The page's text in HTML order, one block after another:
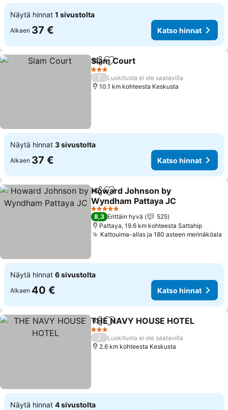
Näytä hinnat 1 sivustolta
Alkaen 37 € Katso hinnat
Jaa Lisää suosikkeihin
Siam Court
3 Tähtiluokitus
/
Luokitusta ei ole saatavilla
10.1 km kohteesta Keskusta
Näytä hinnat 3 sivustolta
Alkaen 37 € Katso hinnat
Jaa Lisää suosikkeihin
Howard Johnson by
Wyndham Pattaya JC
5 Tähtiluokitus
8,3 Erittäin hyvä
525
Pattaya, 19.6 km kohteesta Sattahip
Kattouima-allas ja 180 asteen merinäköala
Näytä hinnat 6 sivustolta
Alkaen 40 € Katso hinnat
Jaa Lisää suosikkeihin
THE NAVY HOUSE HOTEL
3 Tähtiluokitus
/
Luokitusta ei ole saatavilla
2.6 km kohteesta Keskusta
Näytä hinnat 4 sivustolta